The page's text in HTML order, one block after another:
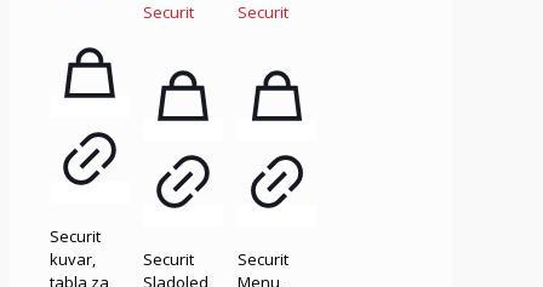
Securit
kuvar,
tabla za
Securit
Sladoled,
Securit
Menu,